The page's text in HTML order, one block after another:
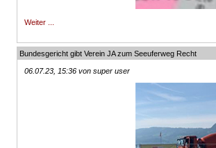
Weiter ...
Bundesgericht gibt Verein JA zum Seeuferweg Recht
06.07.23, 15:36 von super user